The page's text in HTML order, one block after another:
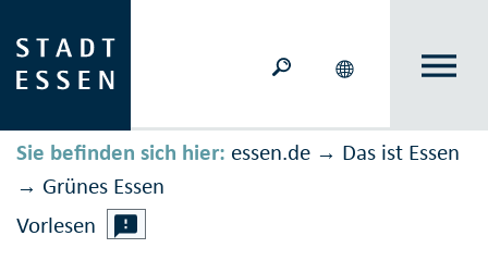
Sie befinden sich hier: essen.de → Das ist Essen
→ Grünes Essen
Vorlesen